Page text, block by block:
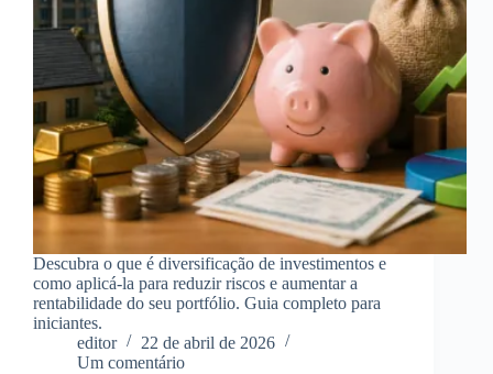
Descubra o que é diversificação de investimentos e
como aplicá-la para reduzir riscos e aumentar a
rentabilidade do seu portfólio. Guia completo para
iniciantes.
editor
22 de abril de 2026
Um comentário